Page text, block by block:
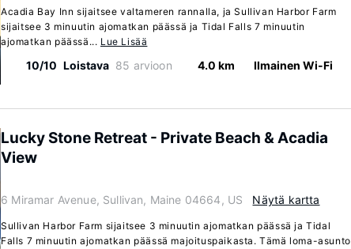
Acadia Bay Inn sijaitsee valtameren rannalla, ja Sullivan Harbor Farm
sijaitsee 3 minuutin ajomatkan päässä ja Tidal Falls 7 minuutin
ajomatkan päässä... Lue Lisää
10/10 Loistava 85 arvioon 4.0 km Ilmainen Wi-Fi
Lucky Stone Retreat - Private Beach & Acadia
View
6 Miramar Avenue, Sullivan, Maine 04664, US Näytä kartta
Sullivan Harbor Farm sijaitsee 3 minuutin ajomatkan päässä ja Tidal
Falls 7 minuutin ajomatkan päässä majoituspaikasta. Tämä loma-asunto